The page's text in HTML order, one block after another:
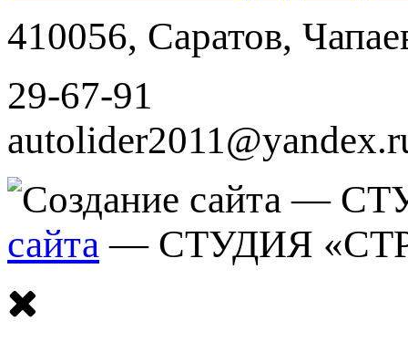
410056, Саратов,
29-67-91
сайта — СТУДИЯ